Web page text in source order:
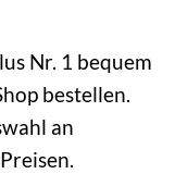
Nr. 1 bequem
bestellen.
an